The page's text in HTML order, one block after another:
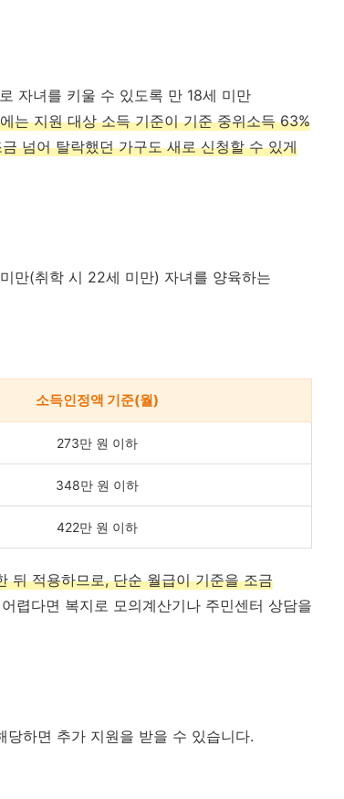
자녀를 키울 수 있도록 만 18세 미만
는 지원 대상 소득 기준이 기준 중위소득 63%
넘어 탈락했던 가구도 새로 신청할 수 있게
만(취학 시 22세 미만) 자녀를 양육하는
소득인정액 기준(월)
273만 원 이하
348만 원 이하
422만 원 이하
뒤 적용하므로, 단순 월급이 기준을 조금
렵다면 복지로 모의계산기나 주민센터 상담을
하면 추가 지원을 받을 수 있습니다.